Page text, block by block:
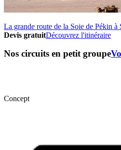
La grande route de la Soie de Pékin à
Devis gratuitDécouvrez l'itinéraire
Nos circuits en petit groupe
Concept